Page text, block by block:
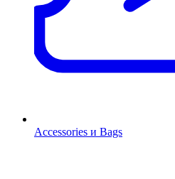
Accessories и Bags